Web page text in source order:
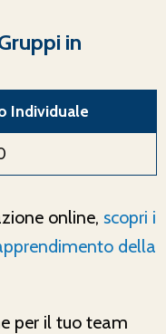
in
Individuale
online, scopri i
della
per il tuo team